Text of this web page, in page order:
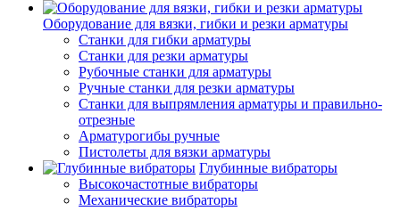
Оборудование для вязки, гибки и резки арматуры
Станки для гибки арматуры
Станки для резки арматуры
Рубочные станки для арматуры
Ручные станки для резки арматуры
Станки для выпрямления арматуры и правильно-
отрезные
Арматурогибы ручные
Пистолеты для вязки арматуры
Глубинные вибраторы
Высокочастотные вибраторы
Механические вибраторы